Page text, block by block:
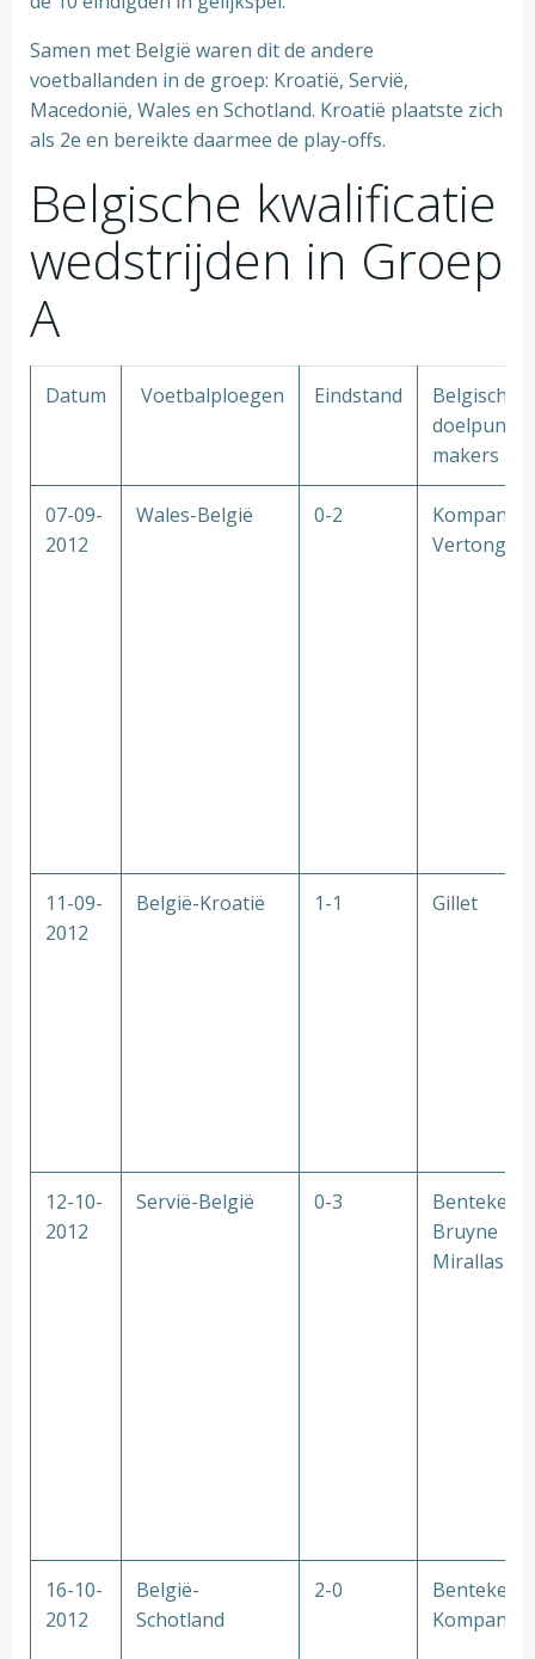
Samen met België waren dit de andere
voetballanden in de groep: Kroatië, Servië,
Macedonië, Wales en Schotland. Kroatië plaatste zich
als 2e en bereikte daarmee de play-offs.
Belgische kwalificatie
wedstrijden in Groep
A
Datum Voetbalploegen Eindstand
Belgische
doelpunt
makers
07-09-
2012
Wales-België 0-2
Kompany
11-09-
2012
België-Kroatië 1-1 Gillet
12-10-
2012
Servië-België 0-3
Benteke
Bruyne
Mirallas
16-10-
2012
België-
Schotland
2-0
Benteke
Kompany